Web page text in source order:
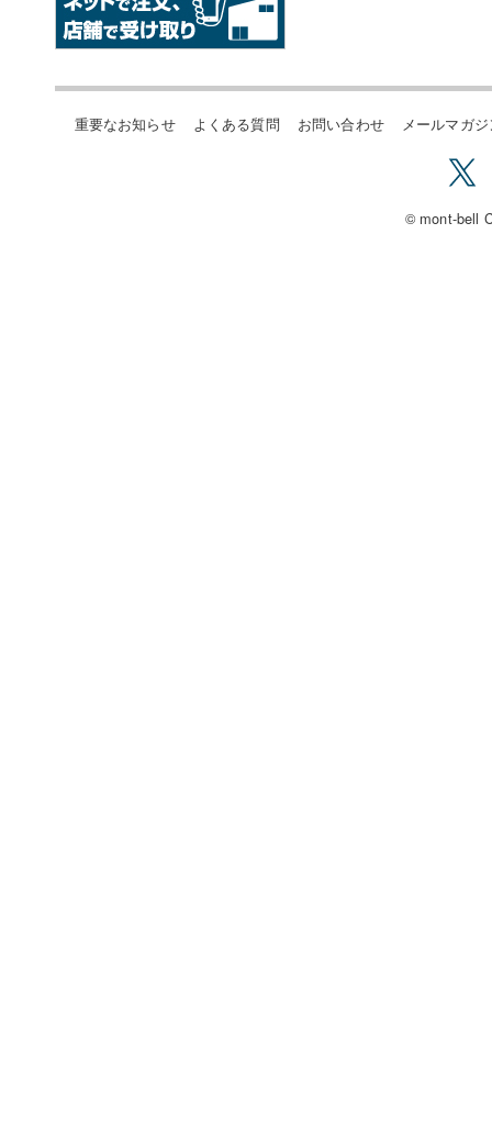
重要なお知らせ よくある質問 お問い合わせ メールマガ
© mont-bell